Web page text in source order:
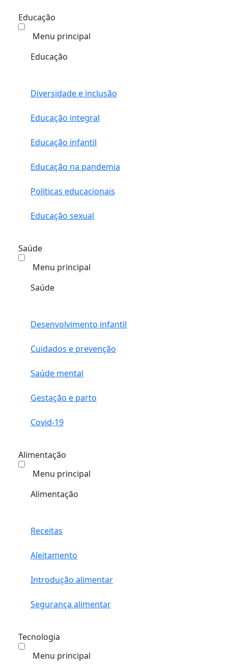
Educação
Menu principal
Educação
Diversidade e inclusão
Educação integral
Educação infantil
Educação na pandemia
Políticas educacionais
Educação sexual
Saúde
Menu principal
Saúde
Desenvolvimento infantil
Cuidados e prevenção
Saúde mental
Gestação e parto
Covid-19
Alimentação
Menu principal
Alimentação
Receitas
Aleitamento
Introdução alimentar
Segurança alimentar
Tecnologia
Menu principal